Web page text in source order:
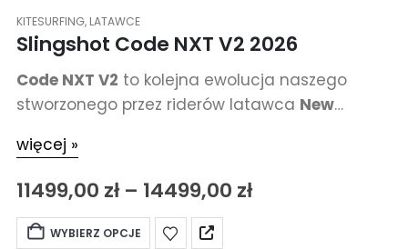
KITESURFING, LATAWCE
Slingshot Code NXT V2 2026
Code NXT V2 to kolejna ewolucja naszego
stworzonego przez riderów latawca New
więcej »
11499,00 zł – 14499,00 zł
WYBIERZ OPCJE